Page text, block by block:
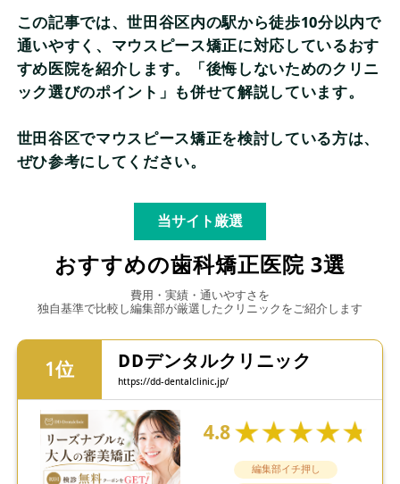
この記事では、世田谷区内の駅から徒歩10分以内で
通いやすく、マウスピース矯正に対応しているおす
すめ医院を紹介します。「後悔しないためのクリニ
ック選びのポイント」も併せて解説しています。
世田谷区でマウスピース矯正を検討している方は、
ぜひ参考にしてください。
当サイト厳選
おすすめの歯科矯正医院 3選
費用・実績・通いやすさを
独自基準で比較し編集部が厳選したクリニックをご紹介します
DDデンタルクリニック
https://dd-dentalclinic.jp/
4.8
編集部イチ押し